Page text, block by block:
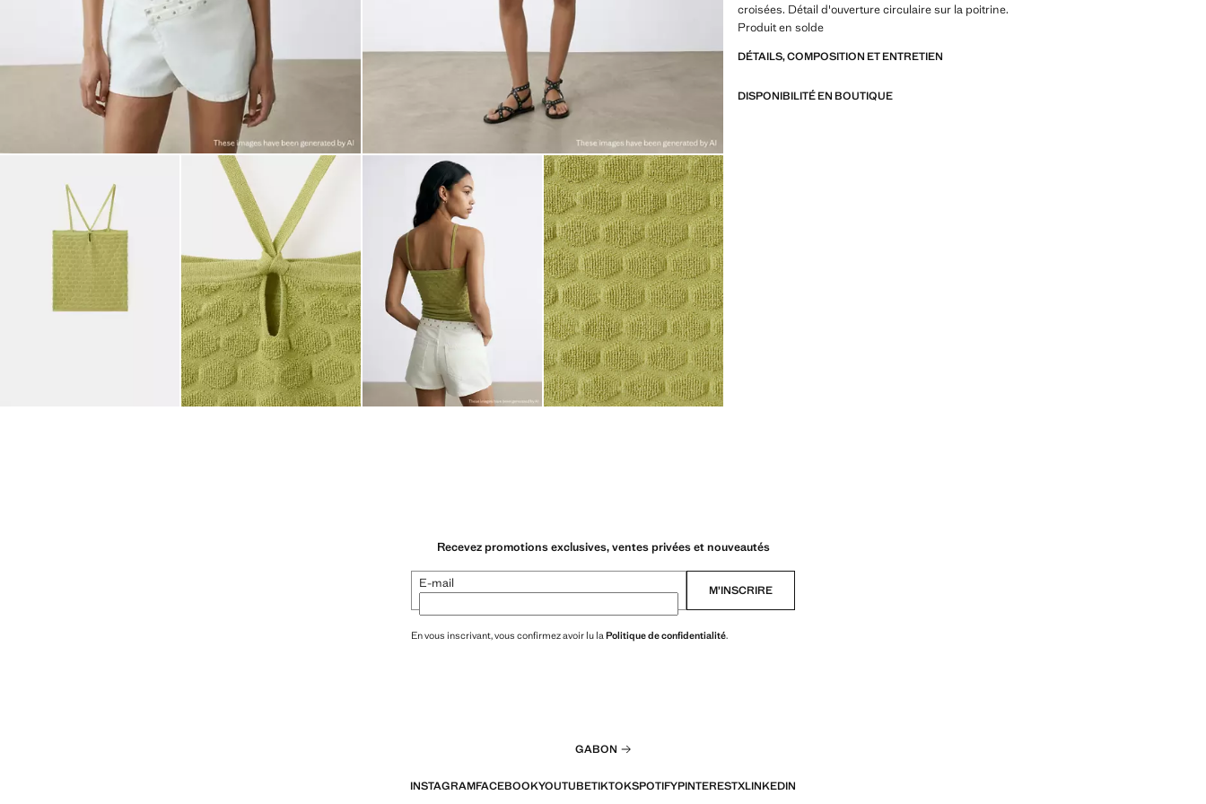
croisées. Détail d'ouverture circulaire sur la poitrine.
Produit en solde
DÉTAILS, COMPOSITION ET ENTRETIEN
DISPONIBILITÉ EN BOUTIQUE
Recevez promotions exclusives, ventes privées et nouveautés
E-mail M’INSCRIRE
En vous inscrivant, vous confirmez avoir lu laPolitique de confidentialité.
GABON
INSTAGRAMFACEBOOKYOUTUBETIKTOKSPOTIFYPINTERESTXLINKEDIN